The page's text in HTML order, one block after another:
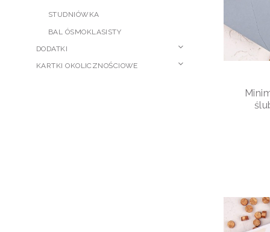
STUDNIÓWKA
BAL ÓSMOKLASISTY
DODATKI
KARTKI OKOLICZNOŚCIOWE